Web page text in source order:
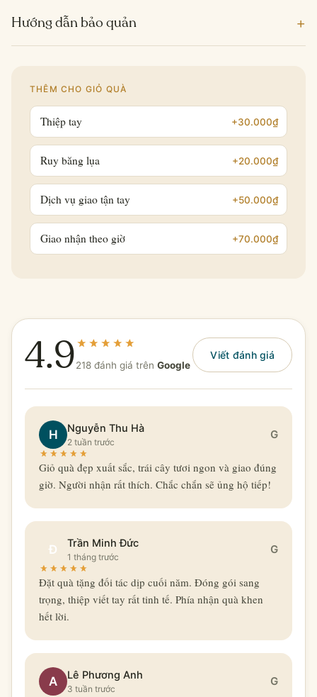
Hướng dẫn bảo quản +
THÊM CHO GIỎ QUÀ
Thiệp tay +30.000₫
Ruy băng lụa +20.000₫
Dịch vụ giao tận tay +50.000₫
Giao nhận theo giờ +70.000₫
4.9218 đánh giá trên Google
Viết đánh giá
H Nguyễn Thu Hà
2 tuần trước
G
Giỏ quà đẹp xuất sắc, trái cây tươi ngon và giao đúng
giờ. Người nhận rất thích. Chắc chắn sẽ ủng hộ tiếp!
Đ Trần Minh Đức
1 tháng trước
G
Đặt quà tặng đối tác dịp cuối năm. Đóng gói sang
trọng, thiệp viết tay rất tinh tế. Phía nhận quà khen
hết lời.
A Lê Phương Anh
3 tuần trước
G